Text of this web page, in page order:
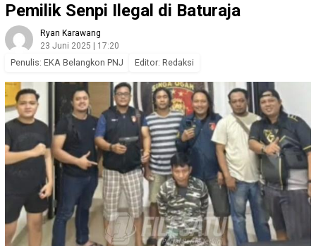
Pemilik Senpi Ilegal di Baturaja
Ryan Karawang
23 Juni 2025 | 17:20
Penulis: EKA Belangkon PNJ Editor: Redaksi